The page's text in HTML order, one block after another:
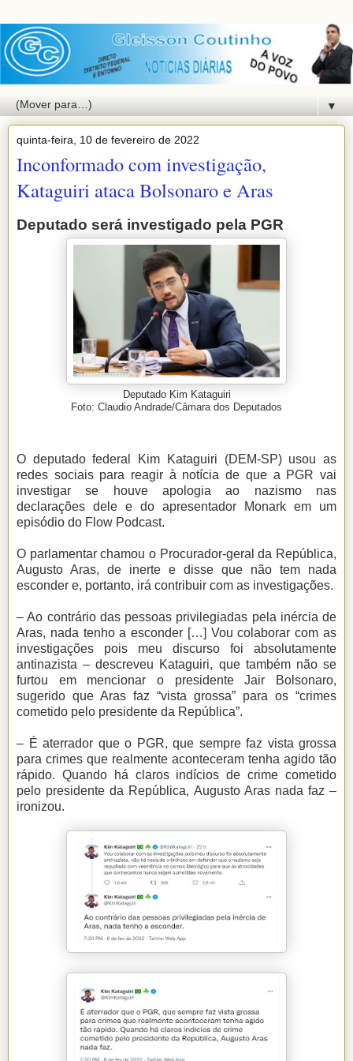
▼
quinta-feira, 10 de fevereiro de 2022
Inconformado com investigação,
Kataguiri ataca Bolsonaro e Aras
Deputado será investigado pela PGR
Deputado Kim Kataguiri
Foto: Claudio Andrade/Câmara dos Deputados
O deputado federal Kim Kataguiri (DEM-SP) usou as
redes sociais para reagir à notícia de que a PGR vai
investigar se houve apologia ao nazismo nas
declarações dele e do apresentador Monark em um
episódio do Flow Podcast.
O parlamentar chamou o Procurador-geral da República,
Augusto Aras, de inerte e disse que não tem nada
esconder e, portanto, irá contribuir com as investigações.
– Ao contrário das pessoas privilegiadas pela inércia de
Aras, nada tenho a esconder […] Vou colaborar com as
investigações pois meu discurso foi absolutamente
antinazista – descreveu Kataguiri, que também não se
furtou em mencionar o presidente Jair Bolsonaro,
sugerido que Aras faz “vista grossa” para os “crimes
cometido pelo presidente da República”.
– É aterrador que o PGR, que sempre faz vista grossa
para crimes que realmente aconteceram tenha agido tão
rápido. Quando há claros indícios de crime cometido
pelo presidente da República, Augusto Aras nada faz –
ironizou.